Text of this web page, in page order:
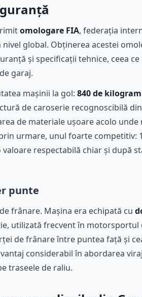
omologare FIA, federația
global. Obținerea acestei
și specificații tehnice, ceea
garaj.
mașinii la gol: 840 de
de caroserie recognoscibilă
de materiale ușoare acolo unde
urmare, unul foarte competitiv:
respectabilă chiar și după
punte
frânare. Mașina era echipată cu
utilizată frecvent în
de frânare între puntea față și
considerabil în abordarea
traseele de raliu.